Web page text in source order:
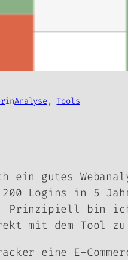
inAnalyse, Tools
gutes
Logins in 5
Prinzipiell bin
mit dem Tool
eine E-